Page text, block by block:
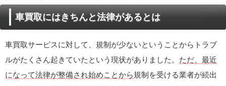
車買取にはきちんと法律があるとは
車買取サービスに対して、規制が少ないということからトラブ
ルがたくさん起きていたという現状がありました。 ただ、最近
になって法律が整備され始めことから規制を受ける業者が続出